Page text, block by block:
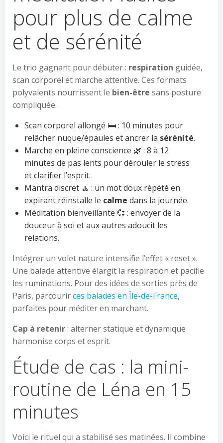
pour plus de calme
et de sérénité
Le trio gagnant pour débuter : respiration guidée,
scan corporel et marche attentive. Ces formats
polyvalents nourrissent le bien-être sans posture
compliquée.
Scan corporel allongé 🛏️ : 10 minutes pour
relâcher nuque/épaules et ancrer la sérénité.
Marche en pleine conscience 🌿 : 8 à 12
minutes de pas lents pour dérouler le stress
et clarifier l’esprit.
Mantra discret 🧘 : un mot doux répété en
expirant réinstalle le calme dans la journée.
Méditation bienveillante 💞 : envoyer de la
douceur à soi et aux autres adoucit les
relations.
Intégrer un volet nature intensifie l’effet « reset ».
Une balade attentive élargit la respiration et pacifie
les ruminations. Pour des idées de sorties près de
Paris, parcourirces balades en Île-de-France,
parfaites pour méditer en marchant.
Cap à retenir: alterner statique et dynamique
harmonise corps et esprit.
Étude de cas : la mini-
routine de Léna en 15
minutes
Voici le rituel qui a stabilisé ses matinées. Il combine